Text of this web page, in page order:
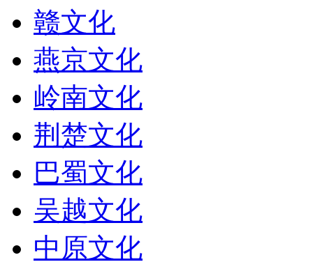
赣文化
燕京文化
岭南文化
荆楚文化
巴蜀文化
吴越文化
中原文化